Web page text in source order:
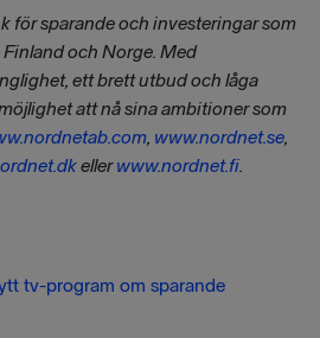
för sparande och investeringar som
och Norge. Med
ett brett utbud och låga
att nå sina ambitioner som
, www.nordnet.se,
ellerwww.nordnet.fi.
tv-program om sparande